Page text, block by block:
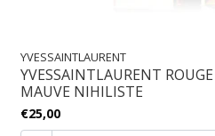
YVESSAINTLAURENT
YVESSAINTLAURENT
MAUVE NIHILISTE
€25,00